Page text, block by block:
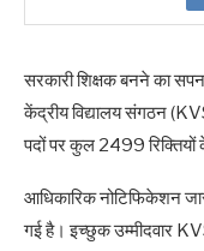
सरकारी शिक्षक बनने का
केंद्रीय विद्यालय संगठन
पदों पर कुल 2499
आधिकारिक नोटिफिकेशन
गई है। इच्छुक उम्मीदवार